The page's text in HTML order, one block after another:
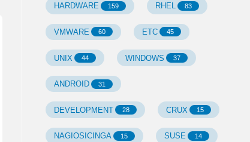
HARDWARE 159 RHEL 83
VMWARE 60 ETC 45
UNIX 44 WINDOWS 37
ANDROID 31
DEVELOPMENT 28 CRUX 15
NAGIOSICINGA 15 SUSE 14